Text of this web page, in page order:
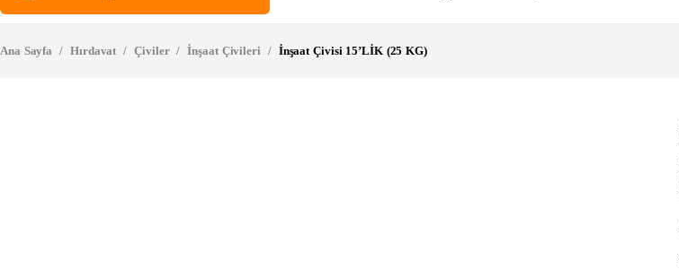
Ana Sayfa / Hırdavat / Çiviler / İnşaat Çivileri / İnşaat Çivisi 15’LİK (25 KG)